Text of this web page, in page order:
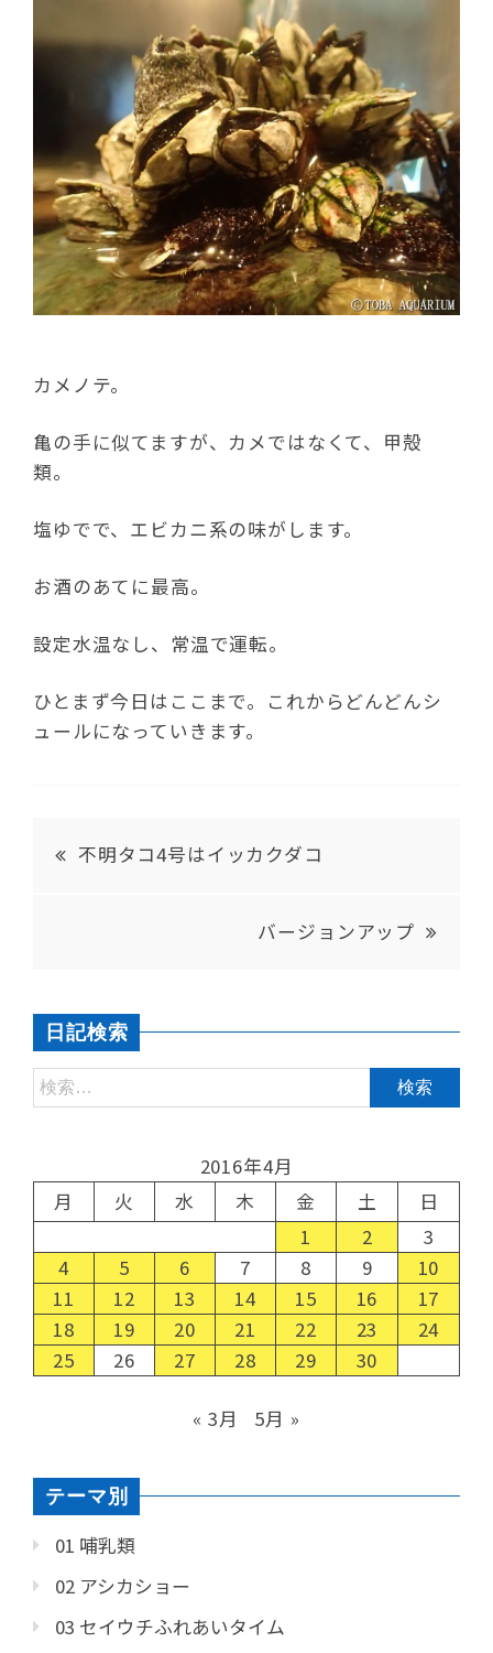
カメノテ。
亀の手に似てますが、カメではなくて、甲殻
類。
塩ゆでで、エビカニ系の味がします。
お酒のあてに最高。
設定水温なし、常温で運転。
ひとまず今日はここまで。これからどんどんシ
ュールになっていきます。
不明タコ4号はイッカクダコ
バージョンアップ
日記検索
2016年4月
月
火 水 木 金 土
日
1
2
3
4
5 6 7 8 9
10
11
12 13 14 15 16
17
18
19 20 21 22 23
24
25
26 27 28 29 30
« 3月 5月 »
テーマ別
01 哺乳類
02 アシカショー
03 セイウチふれあいタイム